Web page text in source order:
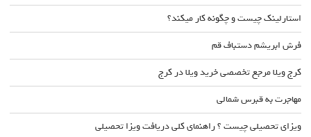
استارلینک چیست و چگونه کار میکند؟
فرش ابریشم دستباف قم
کرج ویلا مرجع تخصصی خرید ویلا در کرج
مهاجرت به قبرس شمالی
ویزای تحصیلی چیست ؟ راهنمای کلی دریافت ویزا تحصیلی